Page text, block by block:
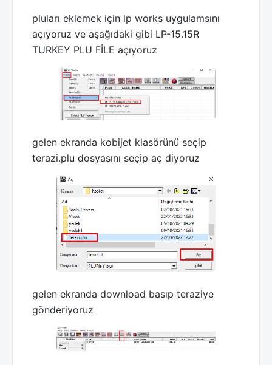
pluları eklemek için lp works uygulamsını
açıyoruz ve aşağıdaki gibi LP-15.15R
TURKEY PLU FİLE açıyoruz
gelen ekranda kobijet klasörünü seçip
terazi.plu dosyasını seçip aç diyoruz
gelen ekranda download basıp teraziye
gönderiyoruz